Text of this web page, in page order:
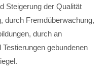
Steigerung der Qualität
durch Fremdüberwachung,
durch an
gebundenen